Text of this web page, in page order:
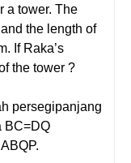
a tower. The
the length of
If Raka’s
the tower ?
persegipanjang
BC=DQ